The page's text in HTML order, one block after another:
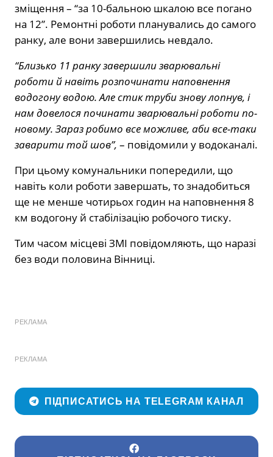
зміщення – “за 10-бальною шкалою все погано
на 12”. Ремонтні роботи планувались до самого
ранку, але вони завершились невдало.
“Близько 11 ранку завершили зварювальні
роботи й навіть розпочинати наповнення
водогону водою. Але стик труби знову лопнув, і
нам довелося починати зварювальні роботи по-
новому. Зараз робимо все можливе, аби все-таки
заварити той шов”, – повідомили у водоканалі.
При цьому комунальники попередили, що
навіть коли роботи завершать, то знадобиться
ще не менше чотирьох годин на наповнення 8
км водогону й стабілізацію робочого тиску.
Тим часом місцеві ЗМІ повідомляють, що наразі
без води половина Вінниці.
РЕКЛАМА
РЕКЛАМА
ПІДПИСАТИСЬ НА TELEGRAM КАНАЛ